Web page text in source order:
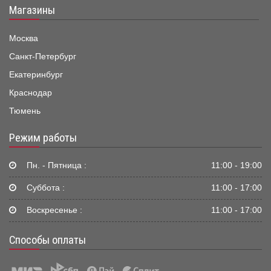
Магазины
Москва
Санкт-Петербург
Екатеринбург
Краснодар
Тюмень
Режим работы
Пн. - Пятница : 11:00 - 19:00
Суббота : 11:00 - 17:00
Воскресенье : 11:00 - 17:00
Способы оплаты